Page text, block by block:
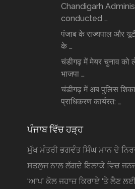
Chandigarh
conducted …
पंजाब के राज्यपाल और
के …
चंडीगढ़ में मेयर चुनाव को
भाजपा …
चंडीगढ़ में अब पुलिस
प्राधिकरण कार्यरत: …
ਪੰਜਾਬ ਵਿੱਚ ਹੜ੍ਹ
ਮੁੱਖ ਮੰਤਰੀ ਭਗਵੰਤ ਸਿੰਘ ਮਾਨ ਦੇ
ਸਤਲੁਜ ਨਾਲ ਲੱਗਦੇ ਇਲਾਕੇ ਵਿਚ
‘ਆਪ’ ਕੋਲ ਜਹਾਜ਼ ਕਿਰਾਏ ‘ਤੇ ਲੈਣ